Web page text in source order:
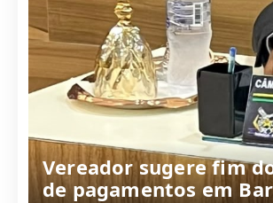
Vereador sugere fim
de pagamentos em